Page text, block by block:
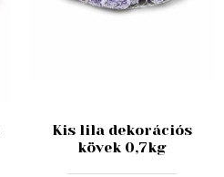
Kis lila dekorációs
kövek 0,7kg